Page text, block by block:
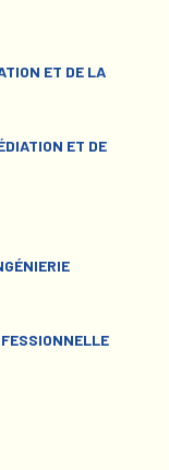
ET DE LA
ET DE